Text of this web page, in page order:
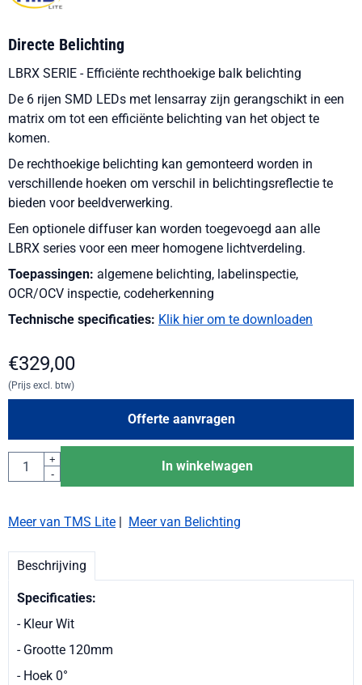
Directe Belichting
LBRX SERIE - Efficiënte rechthoekige balk belichting
De 6 rijen SMD LEDs met lensarray zijn gerangschikt in een
matrix om tot een efficiënte belichting van het object te
komen.
De rechthoekige belichting kan gemonteerd worden in
verschillende hoeken om verschil in belichtingsreflectie te
bieden voor beeldverwerking.
Een optionele diffuser kan worden toegevoegd aan alle
LBRX series voor een meer homogene lichtverdeling.
Toepassingen: algemene belichting, labelinspectie,
OCR/OCV inspectie, codeherkenning
Technische specificaties: Klik hier om te downloaden
€329,00
(Prijs excl. btw)
Offerte aanvragen
Aantal
+
-
In winkelwagen
Meer van TMS Lite Meer van Belichting
Beschrijving
Specificaties:
- Kleur Wit
- Grootte 120mm
- Hoek 0°